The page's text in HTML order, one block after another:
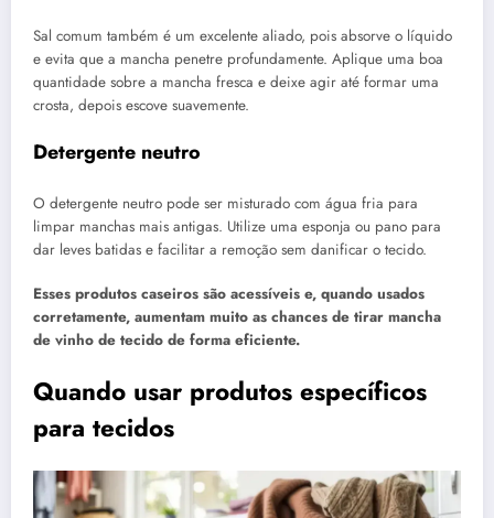
Sal comum também é um excelente aliado, pois absorve o líquido
e evita que a mancha penetre profundamente. Aplique uma boa
quantidade sobre a mancha fresca e deixe agir até formar uma
crosta, depois escove suavemente.
Detergente neutro
O detergente neutro pode ser misturado com água fria para
limpar manchas mais antigas. Utilize uma esponja ou pano para
dar leves batidas e facilitar a remoção sem danificar o tecido.
Esses produtos caseiros são acessíveis e, quando usados
corretamente, aumentam muito as chances de tirar mancha
de vinho de tecido de forma eficiente.
Quando usar produtos específicos
para tecidos